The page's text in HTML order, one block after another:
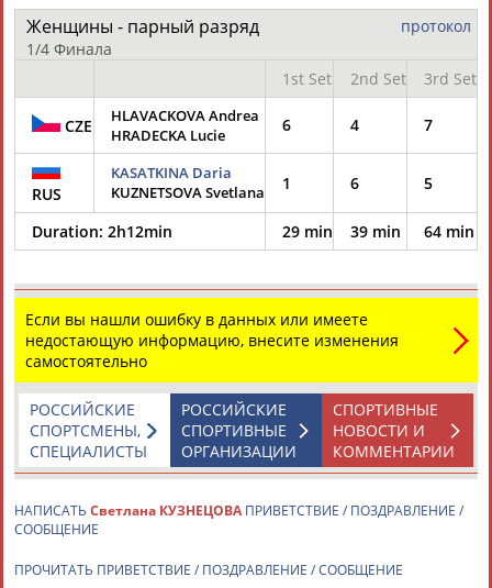
протокол
Женщины - парный разряд
1/4 Финала
1st Set
2nd Set 3rd Set
CZE
HLAVACKOVA Andrea
HRADECKA Lucie
6 4 7
RUS
KASATKINA Daria
KUZNETSOVA Svetlana
1 6 5
Duration: 2h12min 29 min 39 min 64 min
Если вы нашли ошибку в данных или имеете
недостающую информацию, внесите изменения
самостоятельно
СПОРТИВНЫЕ
НОВОСТИ И
КОММЕНТАРИИ
РОССИЙСКИЕ
СПОРТИВНЫЕ
ОРГАНИЗАЦИИ
РОССИЙСКИЕ
СПОРТСМЕНЫ,
СПЕЦИАЛИСТЫ
НАПИСАТЬ Светлана КУЗНЕЦОВА ПРИВЕТСТВИЕ / ПОЗДРАВЛЕНИЕ /
СООБЩЕНИЕ
ПРОЧИТАТЬ ПРИВЕТСТВИЕ / ПОЗДРАВЛЕНИЕ / СООБЩЕНИЕ